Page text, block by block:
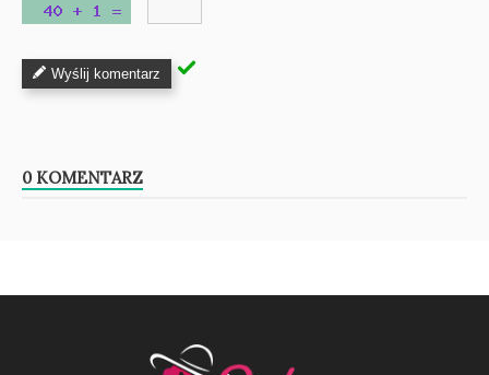
Wyślij komentarz
0 KOMENTARZ